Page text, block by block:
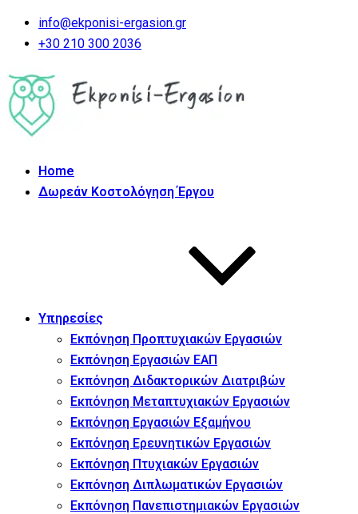
info@ekponisi-ergasion.gr
+30 210 300 2036
Home
Δωρεάν Κοστολόγηση Έργου
Υπηρεσίες
Εκπόνηση Προπτυχιακών Εργασιών
Εκπόνηση Εργασιών ΕΑΠ
Εκπόνηση Διδακτορικών Διατριβών
Εκπόνηση Μεταπτυχιακών Εργασιών
Εκπόνηση Εργασιών Εξαμήνου
Εκπόνηση Ερευνητικών Εργασιών
Εκπόνηση Πτυχιακών Εργασιών
Εκπόνηση Διπλωματικών Εργασιών
Εκπόνηση Πανεπιστημιακών Εργασιών